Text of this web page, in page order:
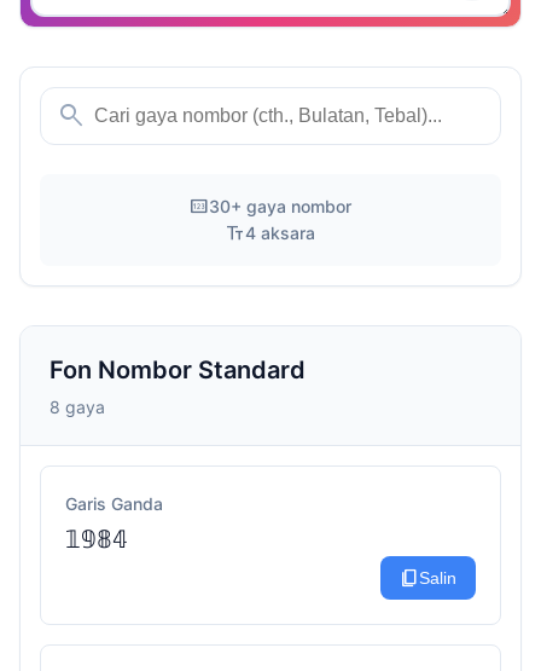
search
pin30+ gaya nombor
text_fields4 aksara
Fon Nombor Standard
8 gaya
Garis Ganda
𝟙𝟡𝟠𝟜
content_copySalin